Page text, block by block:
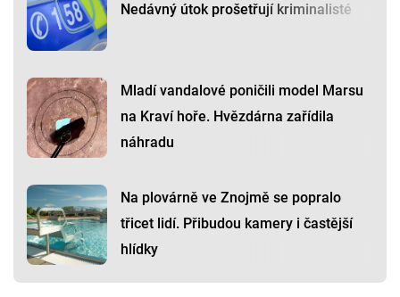
Nedávný útok prošetřují kriminalisté
Mladí vandalové poničili model Marsu
na Kraví hoře. Hvězdárna zařídila
náhradu
Na plovárně ve Znojmě se popralo
třicet lidí. Přibudou kamery i častější
hlídky